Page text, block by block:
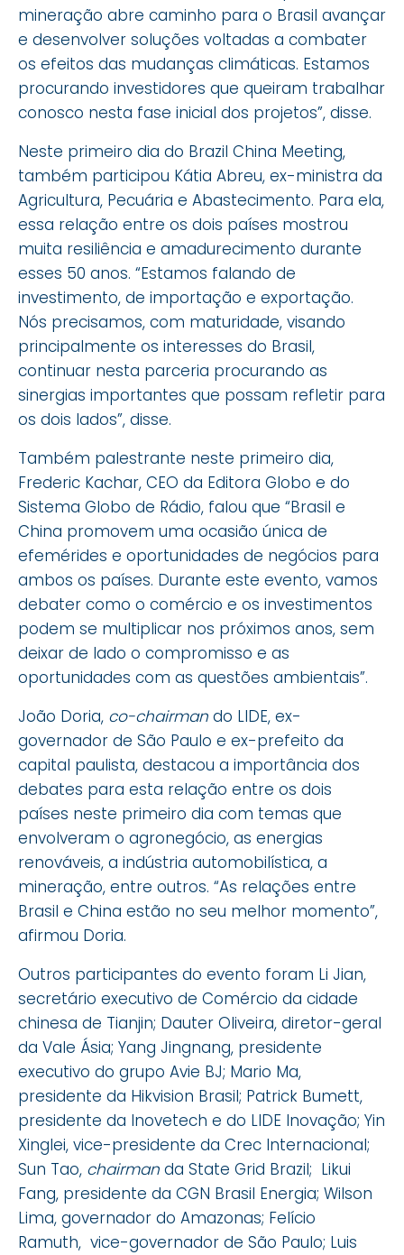
mineração abre caminho para o Brasil avançar
e desenvolver soluções voltadas a combater
os efeitos das mudanças climáticas. Estamos
procurando investidores que queiram trabalhar
conosco nesta fase inicial dos projetos”, disse.
Neste primeiro dia do Brazil China Meeting,
também participou Kátia Abreu, ex-ministra da
Agricultura, Pecuária e Abastecimento. Para ela,
essa relação entre os dois países mostrou
muita resiliência e amadurecimento durante
esses 50 anos. “Estamos falando de
investimento, de importação e exportação.
Nós precisamos, com maturidade, visando
principalmente os interesses do Brasil,
continuar nesta parceria procurando as
sinergias importantes que possam refletir para
os dois lados”, disse.
Também palestrante neste primeiro dia,
Frederic Kachar, CEO da Editora Globo e do
Sistema Globo de Rádio, falou que “Brasil e
China promovem uma ocasião única de
efemérides e oportunidades de negócios para
ambos os países. Durante este evento, vamos
debater como o comércio e os investimentos
podem se multiplicar nos próximos anos, sem
deixar de lado o compromisso e as
oportunidades com as questões ambientais”.
João Doria, co-chairman do LIDE, ex-
governador de São Paulo e ex-prefeito da
capital paulista, destacou a importância dos
debates para esta relação entre os dois
países neste primeiro dia com temas que
envolveram o agronegócio, as energias
renováveis, a indústria automobilística, a
mineração, entre outros. “As relações entre
Brasil e China estão no seu melhor momento”,
afirmou Doria.
Outros participantes do evento foram Li Jian,
secretário executivo de Comércio da cidade
chinesa de Tianjin; Dauter Oliveira, diretor-geral
da Vale Ásia; Yang Jingnang, presidente
executivo do grupo Avie BJ; Mario Ma,
presidente da Hikvision Brasil; Patrick Bumett,
presidente da Inovetech e do LIDE Inovação; Yin
Xinglei, vice-presidente da Crec Internacional;
Sun Tao, chairman da State Grid Brazil; Likui
Fang, presidente da CGN Brasil Energia; Wilson
Lima, governador do Amazonas; Felício
Ramuth, vice-governador de São Paulo; Luis